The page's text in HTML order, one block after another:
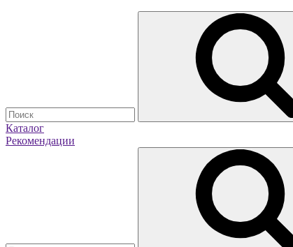
Каталог
Рекомендации